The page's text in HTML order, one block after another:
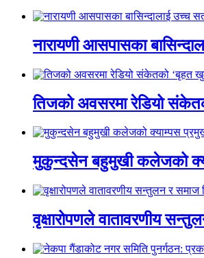
नारायणी आसपासका
तिजको अवसरमा रेडियो
मुकुन्दसेन बहुमुखी कलेजको
वृक्षारोपणले वातावरणीय